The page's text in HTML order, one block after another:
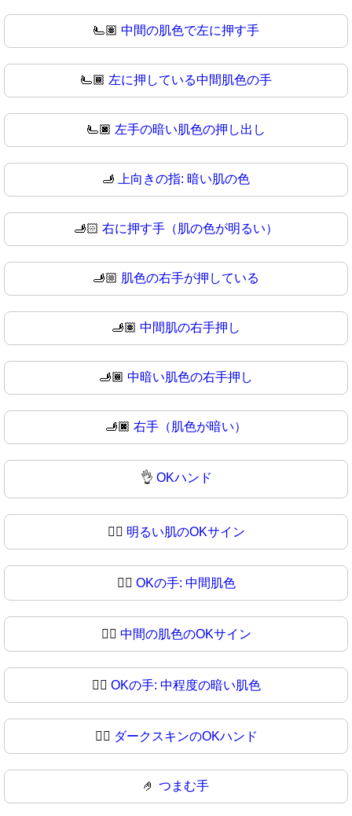
🫷🏽 中間の肌色で左に押す手
🫷🏾 左に押している中間肌色の手
🫷🏿 左手の暗い肌色の押し出し
🫸 上向きの指: 暗い肌の色
🫸🏻 右に押す手（肌の色が明るい）
🫸🏼 肌色の右手が押している
🫸🏽 中間肌の右手押し
🫸🏾 中暗い肌色の右手押し
🫸🏿 右手（肌色が暗い）
👌 OKハンド
👌🏻 明るい肌のOKサイン
👌🏼 OKの手: 中間肌色
👌🏽 中間の肌色のOKサイン
👌🏾 OKの手: 中程度の暗い肌色
👌🏿 ダークスキンのOKハンド
🤌 つまむ手